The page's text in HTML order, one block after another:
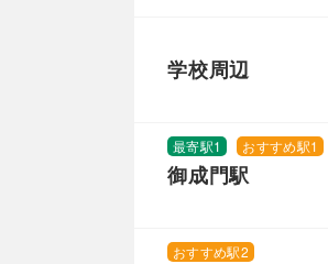
学校周辺
最寄駅1 おすすめ駅1
御成門駅
おすすめ駅2